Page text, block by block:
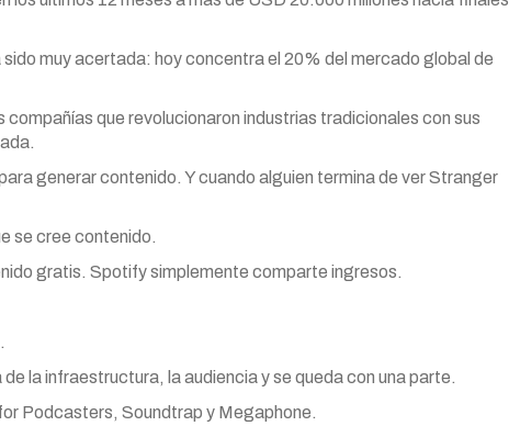
muy acertada: hoy concentra el 20% del mercado global de
que revolucionaron industrias tradicionales con sus
generar contenido. Y cuando alguien termina de ver Stranger
se cree contenido.
gratis. Spotify simplemente comparte ingresos.
la infraestructura, la audiencia y se queda con una parte.
Podcasters, Soundtrap y Megaphone.